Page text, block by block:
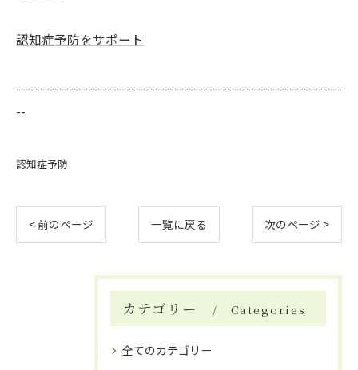
認知症予防をサポート
--------------------------------------------------------------------
--
認知症予防
< 前のページ 一覧に戻る 次のページ >
カテゴリー Categories
全てのカテゴリー